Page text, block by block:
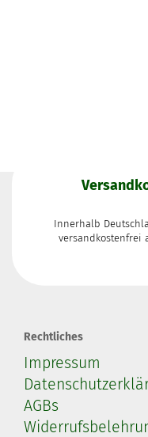
Innerhalb
versandkostenfrei
Rechtliches
Impressum
AGBs